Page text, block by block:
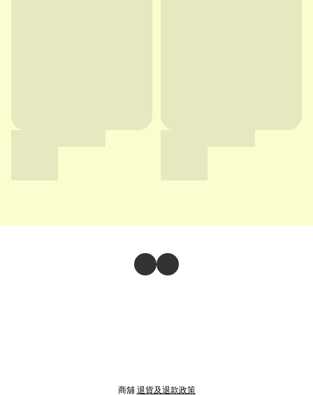
商舖 退貨及退款政策